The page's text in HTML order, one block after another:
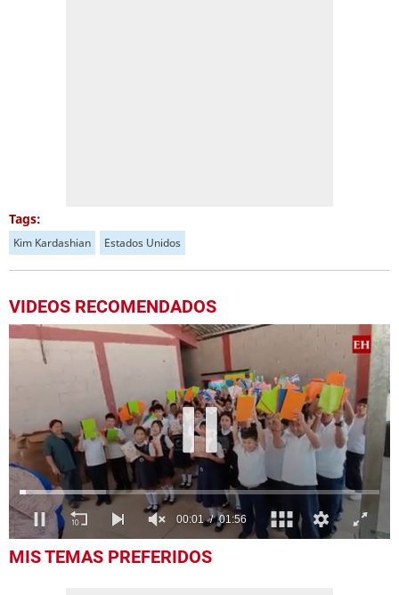
Tags:
Kim Kardashian Estados Unidos
VIDEOS RECOMENDADOS
seconds
MIS TEMAS PREFERIDOS